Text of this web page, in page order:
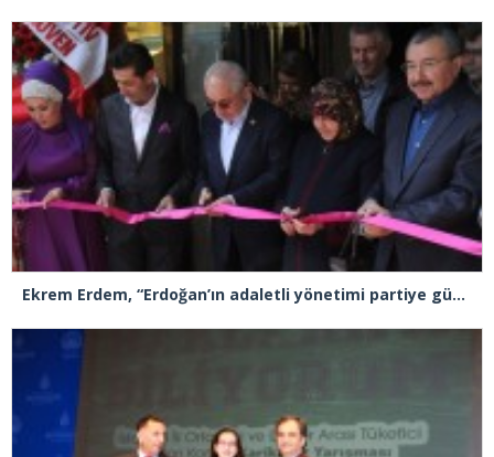
Ekrem Erdem, “Erdoğan’ın adaletli yönetimi partiye güç katacak”